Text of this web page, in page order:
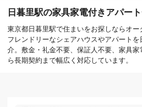
日暮里駅の家具家電付きアパー
東京都日暮里駅で住まいをお探しならオー
フレンドリーなシェアハウスやアパート
介。敷金・礼金不要、保証人不要、家具
ら長期契約まで幅広く対応しています。